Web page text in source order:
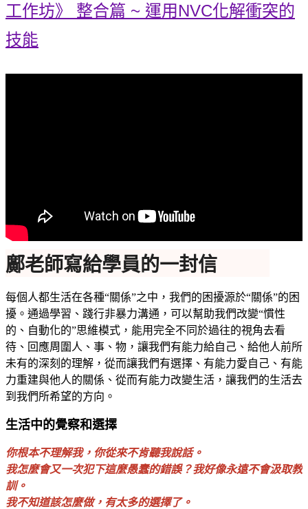
工作坊》 整合篇 ~ 運用NVC化解衝突的
技能
鄺老師寫給學員的一封信
每個人都生活在各種“關係”之中，我們的困擾源於“關係”的困
擾。通過學習、踐行非暴力溝通，可以幫助我們改變“慣性
的、自動化的”思維模式，能用完全不同於過往的視角去看
待、回應周圍人、事、物，讓我們有能力給自己、給他人前所
未有的深刻的理解，從而讓我們有選擇、有能力愛自己、有能
力重建與他人的關係、從而有能力改變生活，讓我們的生活去
到我們所希望的方向。
生活中的覺察和選擇
你根本不理解我，你從來不肯聽我說話。
我怎麼會又一次犯下這麼愚蠢的錯誤？我好像永遠不會汲取教
訓。
我不知道該怎麼做，有太多的選擇了。